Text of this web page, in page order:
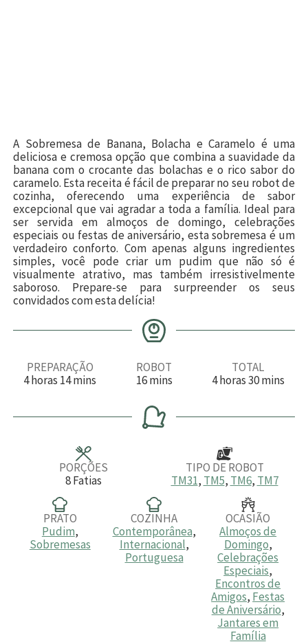
A Sobremesa de Banana, Bolacha e Caramelo é uma
deliciosa e cremosa opção que combina a suavidade da
banana com o crocante das bolachas e o rico sabor do
caramelo. Esta receita é fácil de preparar no seu robot de
cozinha, oferecendo uma experiência de sabor
excepcional que vai agradar a toda a família. Ideal para
ser servida em almoços de domingo, celebrações
especiais ou festas de aniversário, esta sobremesa é um
verdadeiro conforto. Com apenas alguns ingredientes
simples, você pode criar um pudim que não só é
visualmente atrativo, mas também irresistivelmente
saboroso. Prepare-se para surpreender os seus
convidados com esta delícia!
PREPARAÇÃO
4h
a
horas 14m
u
mins
ROBOT
16m
n
u
t
mins
TOTAL
4h
a
horas30m
u
mins
PORÇÕES
8Fatias
TIPO DE ROBOT
TM31, TM5, TM6, TM7
PRATO
Pudim,
Sobremesas
COZINHA
Contemporânea,
Internacional,
Portuguesa
OCASIÃO
Almoços de
Domingo,
Celebrações
Especiais,
Encontros de
Amigos, Festas
de Aniversário,
Jantares em
Família